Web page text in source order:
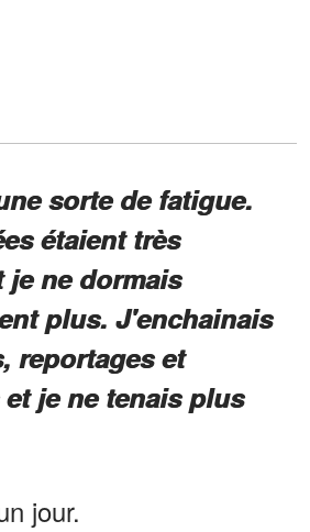
sorte de fatigue.
étaient très
je ne dormais
plus. J'enchainais
reportages et
je ne tenais plus
jour.